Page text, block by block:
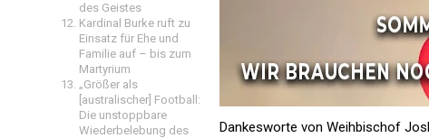
des Geistes
Kardinal Burke ruft zu
Einsatz für Ehe und
Familie auf – bis zum
Martyrium
„Größer als
[australischer] Football:
Die unstoppbare
Wiederbelebung des
Dankesworte von Weihbischof